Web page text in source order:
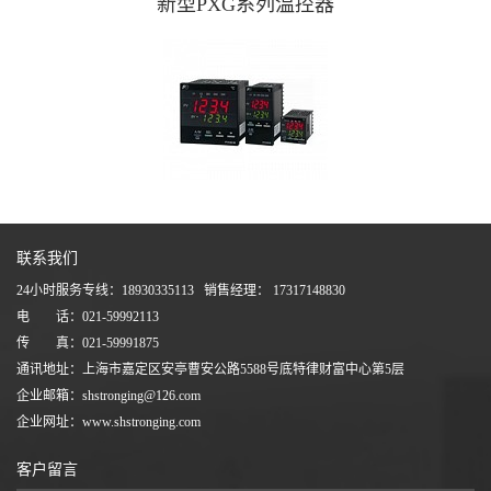
新型PXG系列温控器
联系我们
24小时服务专线：18930335113 销售经理： 17317148830
电 话：021-59992113
传 真：021-59991875
通讯地址：上海市嘉定区安亭曹安公路5588号底特律财富中心第5层
企业邮箱：shstronging@126.com
企业网址：www.shstronging.com
客户留言